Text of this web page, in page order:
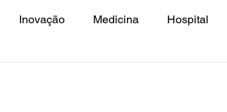
Inovação Medicina Hospital